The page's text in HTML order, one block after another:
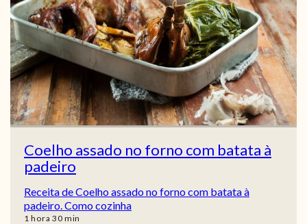
Coelho assado no forno com batata à
padeiro
Receita de Coelho assado no forno com batata à
padeiro. Como cozinha
1 hora
hora 30min
min